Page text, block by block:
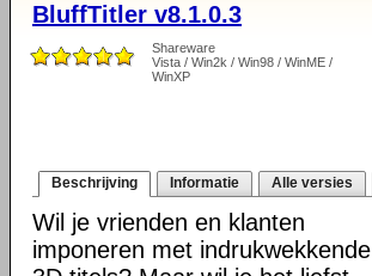
BluffTitler v8.1.0.3
Shareware
Vista / Win2k / Win98 / WinME /
WinXP
Beschrijving Informatie Alle versies
Wil je vrienden en klanten
imponeren met indrukwekkende